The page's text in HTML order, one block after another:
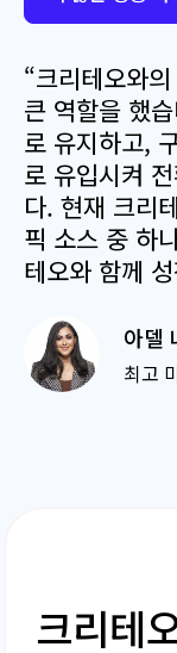
“크리테오와
큰 역할을 했
로 유지하고,
로 유입시켜
다. 현재 크리
픽 소스 중 하
테오와 함께
아델
최고
크리테